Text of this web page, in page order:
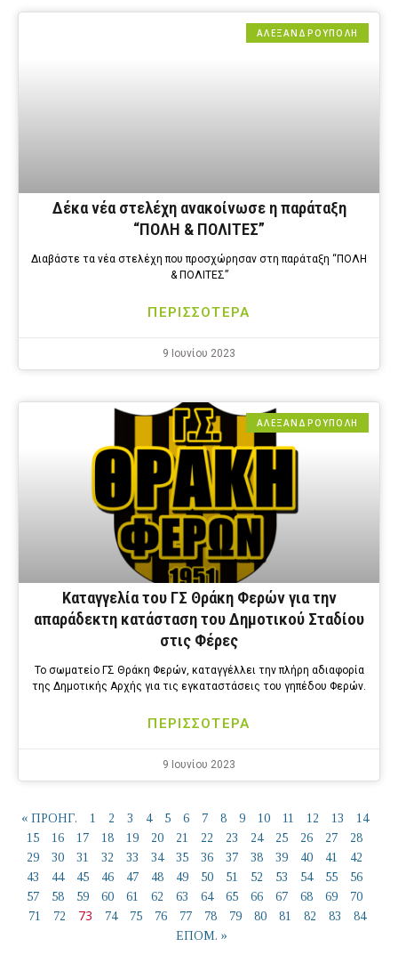
ΑΛΕΞΑΝΔΡΟΎΠΟΛΗ
Δέκα νέα στελέχη ανακοίνωσε η παράταξη
“ΠΟΛΗ & ΠΟΛΙΤΕΣ”
Διαβάστε τα νέα στελέχη που προσχώρησαν στη παράταξη “ΠΟΛΗ
& ΠΟΛΙΤΕΣ”
ΠΕΡΙΣΣΟΤΕΡΑ
9 Ιουνίου 2023
ΑΛΕΞΑΝΔΡΟΎΠΟΛΗ
Καταγγελία του ΓΣ Θράκη Φερών για την
απαράδεκτη κατάσταση του Δημοτικού Σταδίου
στις Φέρες
Το σωματείο ΓΣ Θράκη Φερών, καταγγέλλει την πλήρη αδιαφορία
της Δημοτικής Αρχής για τις εγκαταστάσεις του γηπέδου Φερών.
ΠΕΡΙΣΣΟΤΕΡΑ
9 Ιουνίου 2023
« ΠΡΟΗΓ. 1 2 3 4 5 6 7 8 9 10 11 12 13
14
15
16 17 18 19 20 21 22 23 24 25 26 27
28
29
30 31 32 33 34 35 36 37 38 39 40 41
42
43
44 45 46 47 48 49 50 51 52 53 54 55
56
57
58 59 60 61 62 63 64 65 66 67 68 69
70
71
72 73 74 75 76 77 78 79 80 81 82 83
84
ΕΠΟΜ. »